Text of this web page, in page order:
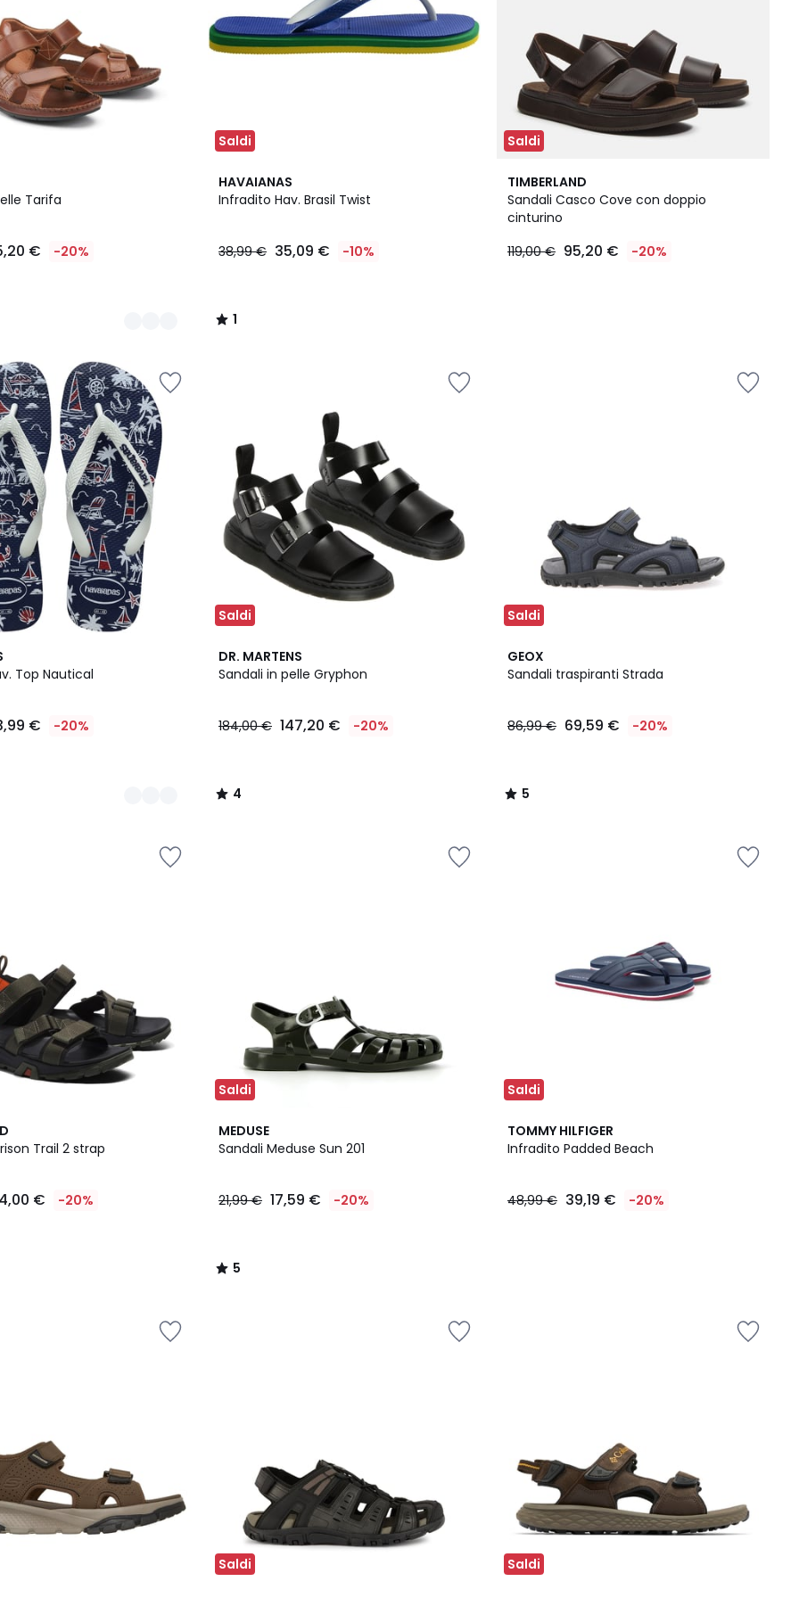
Tarifa
€ -20%
Saldi
HAVAIANAS
Infradito Hav. Brasil Twist
38,99 € 35,09 € -10%
1
/
1
/
Saldi
TIMBERLAND
Sandali Casco Cove con doppio
cinturino
119,00 € 95,20 € -20%
Top Nautical
€ -20%
Saldi
DR. MARTENS
Sandali in pelle Gryphon
184,00 € 147,20 € -20%
4
/
4
/
Saldi
GEOX
Sandali traspiranti Strada
86,99 € 69,59 € -20%
5
/
5
/
Trail 2 strap
€ -20%
Saldi
MEDUSE
Sandali Meduse Sun 201
21,99 € 17,59 € -20%
5
/
5
/
Saldi
TOMMY HILFIGER
Infradito Padded Beach
48,99 € 39,19 € -20%
Saldi Saldi